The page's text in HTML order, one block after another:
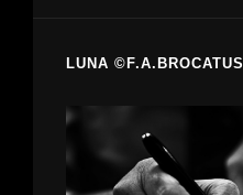
LUNA ©F.A.BROCATUS